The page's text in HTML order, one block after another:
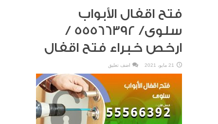
فتح اقفال الأبواب
سلوى/ 55566392 /
ارخص خبراء فتح اقفال
21 مايو، 2021 اضف تعليق